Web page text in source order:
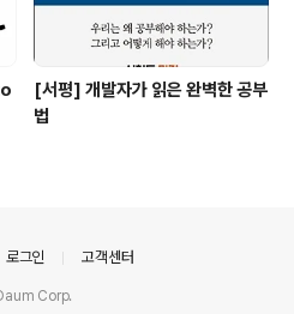
[서평] 개발자가 읽은 완벽한 공부
법
로그인 고객센터
Corp.